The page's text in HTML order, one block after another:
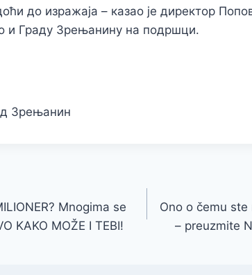
до изражаја – казао је директор
и Граду Зрењанину на подршци.
Зрењанин
Mnogima se
KAKO MOŽE I TEBI!
Ono o čemu
– preuzmite